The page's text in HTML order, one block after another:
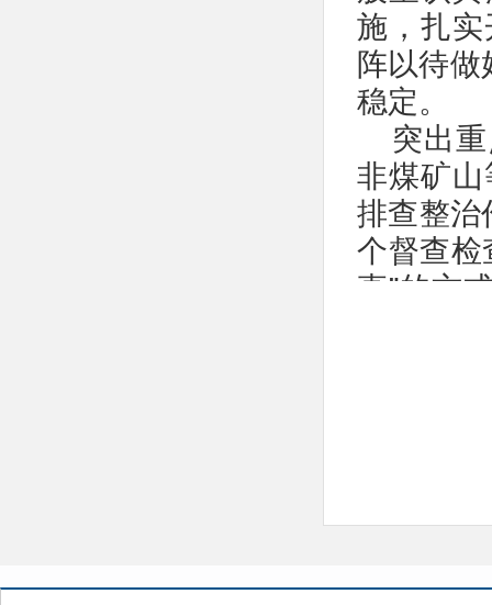
施，扎
阵以待做
稳定。
突出
非煤矿
排查整治
个督查检
直”的方
点行业